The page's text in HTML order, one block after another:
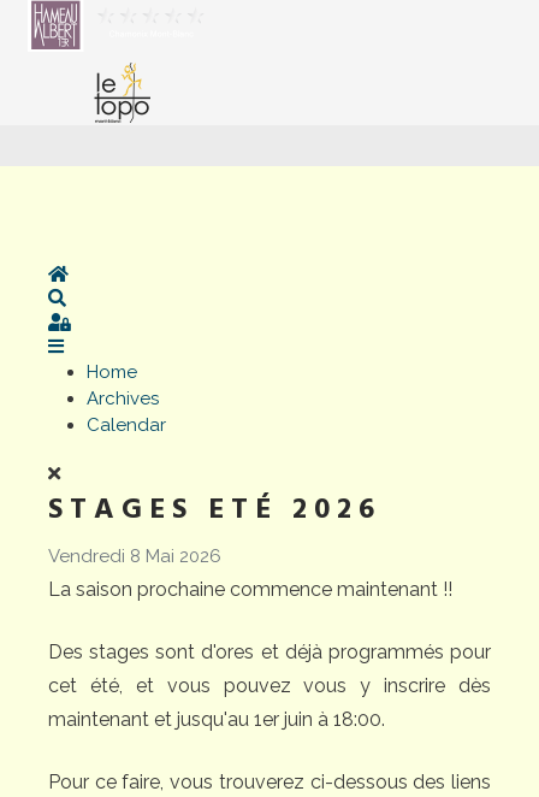
Home
Sign In
Home
Archives
Calendar
STAGES ETÉ 2026
Vendredi 8 Mai 2026
La saison prochaine commence maintenant !!
Des stages sont d'ores et déjà programmés pour
cet été, et vous pouvez vous y inscrire dès
maintenant et jusqu'au 1er juin à 18:00.
Pour ce faire, vous trouverez ci-dessous des liens